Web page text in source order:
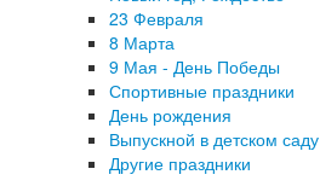
23 Февраля
8 Марта
9 Мая - День Победы
Спортивные праздники
День рождения
Выпускной в детском саду
Другие праздники